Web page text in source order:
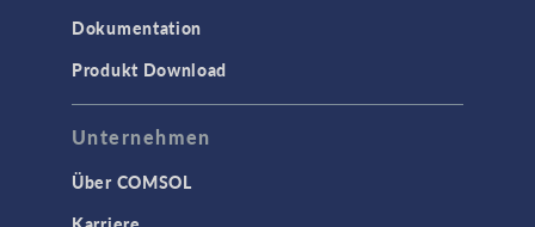
Dokumentation
Produkt Download
Unternehmen
Über COMSOL